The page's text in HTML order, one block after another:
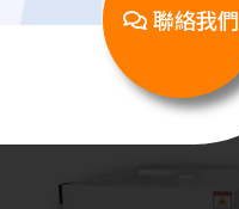
聯絡我們